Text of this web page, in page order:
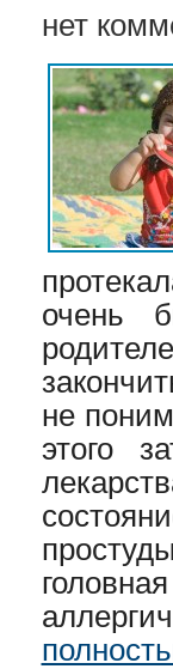
нет
очень
не
этого